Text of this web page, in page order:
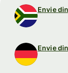
Envie
Envie